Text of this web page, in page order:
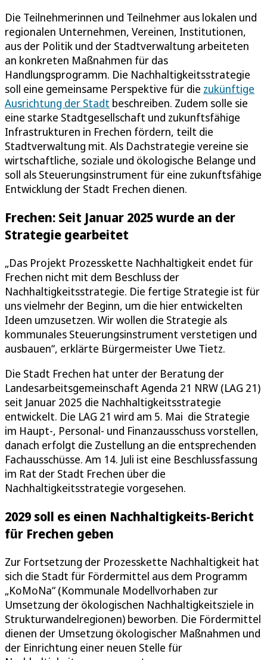
Die Teilnehmerinnen und Teilnehmer aus lokalen und
regionalen Unternehmen, Vereinen, Institutionen,
aus der Politik und der Stadtverwaltung arbeiteten
an konkreten Maßnahmen für das
Handlungsprogramm. Die Nachhaltigkeitsstrategie
soll eine gemeinsame Perspektive für die zukünftige
Ausrichtung der Stadt beschreiben. Zudem solle sie
eine starke Stadtgesellschaft und zukunftsfähige
Infrastrukturen in Frechen fördern, teilt die
Stadtverwaltung mit. Als Dachstrategie vereine sie
wirtschaftliche, soziale und ökologische Belange und
soll als Steuerungsinstrument für eine zukunftsfähige
Entwicklung der Stadt Frechen dienen.
Frechen: Seit Januar 2025 wurde an der
Strategie gearbeitet
„Das Projekt Prozesskette Nachhaltigkeit endet für
Frechen nicht mit dem Beschluss der
Nachhaltigkeitsstrategie. Die fertige Strategie ist für
uns vielmehr der Beginn, um die hier entwickelten
Ideen umzusetzen. Wir wollen die Strategie als
kommunales Steuerungsinstrument verstetigen und
ausbauen“, erklärte Bürgermeister Uwe Tietz.
Die Stadt Frechen hat unter der Beratung der
Landesarbeitsgemeinschaft Agenda 21 NRW (LAG 21)
seit Januar 2025 die Nachhaltigkeitsstrategie
entwickelt. Die LAG 21 wird am 5. Mai die Strategie
im Haupt-, Personal- und Finanzausschuss vorstellen,
danach erfolgt die Zustellung an die entsprechenden
Fachausschüsse. Am 14. Juli ist eine Beschlussfassung
im Rat der Stadt Frechen über die
Nachhaltigkeitsstrategie vorgesehen.
2029 soll es einen Nachhaltigkeits-Bericht
für Frechen geben
Zur Fortsetzung der Prozesskette Nachhaltigkeit hat
sich die Stadt für Fördermittel aus dem Programm
„KoMoNa“ (Kommunale Modellvorhaben zur
Umsetzung der ökologischen Nachhaltigkeitsziele in
Strukturwandelregionen) beworben. Die Fördermittel
dienen der Umsetzung ökologischer Maßnahmen und
der Einrichtung einer neuen Stelle für